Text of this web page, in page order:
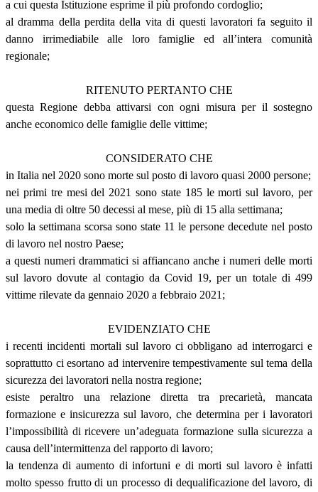
a cui questa Istituzione esprime il più profondo cordoglio;
al dramma della perdita della vita di questi lavoratori fa seguito il
danno irrimediabile alle loro famiglie ed all’intera comunità
regionale;
RITENUTO PERTANTO CHE
questa Regione debba attivarsi con ogni misura per il sostegno
anche economico delle famiglie delle vittime;
CONSIDERATO CHE
in Italia nel 2020 sono morte sul posto di lavoro quasi 2000 persone;
nei primi tre mesi del 2021 sono state 185 le morti sul lavoro, per
una media di oltre 50 decessi al mese, più di 15 alla settimana;
solo la settimana scorsa sono state 11 le persone decedute nel posto
di lavoro nel nostro Paese;
a questi numeri drammatici si affiancano anche i numeri delle morti
sul lavoro dovute al contagio da Covid 19, per un totale di 499
vittime rilevate da gennaio 2020 a febbraio 2021;
EVIDENZIATO CHE
i recenti incidenti mortali sul lavoro ci obbligano ad interrogarci e
soprattutto ci esortano ad intervenire tempestivamente sul tema della
sicurezza dei lavoratori nella nostra regione;
esiste peraltro una relazione diretta tra precarietà, mancata
formazione e insicurezza sul lavoro, che determina per i lavoratori
l’impossibilità di ricevere un’adeguata formazione sulla sicurezza a
causa dell’intermittenza del rapporto di lavoro;
la tendenza di aumento di infortuni e di morti sul lavoro è infatti
molto spesso frutto di un processo di dequalificazione del lavoro, di